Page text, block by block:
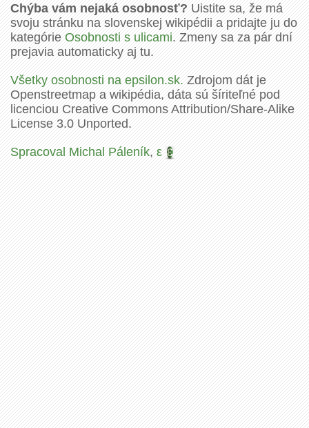
Chýba vám nejaká osobnosť?Uistite sa, že má
svoju stránku na slovenskej wikipédii a pridajte ju do
kategórieOsobnosti s ulicami. Zmeny sa za pár dní
prejavia automaticky aj tu.
Všetky osobnosti na epsilon.sk.Zdrojom dát je
Openstreetmap a wikipédia, dáta sú šíriteľné pod
licenciou Creative Commons Attribution/Share-Alike
License 3.0 Unported.
Spracoval Michal Páleník,ε